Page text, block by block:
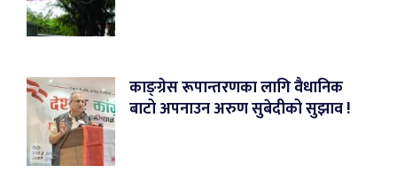
काङ्ग्रेस रूपान्तरणका लागि वैधानिक
बाटो अपनाउन अरुण सुबेदीको सुझाव !